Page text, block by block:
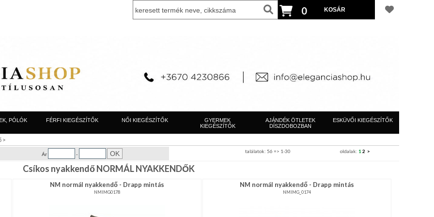
0
PÓLÓK FÉRFI KIEGÉSZÍTŐK NŐI KIEGÉSZÍTŐK
GYERMEK
KIEGÉSZÍTŐK
AJÁNDÉK ÖTLETEK
DÍSZDOBOZBAN
ESKÜVŐI KIEGÉSZÍTŐK
>
Ár - oldalak: 1 2 >
találatok: 56 => 1-30
Csíkos nyakkendő NORMÁL NYAKKENDŐK
NM normál nyakkendő - Drapp mintás
NMIMG0178
NM normál nyakkendő - Drapp mintás
NMIMG_0174